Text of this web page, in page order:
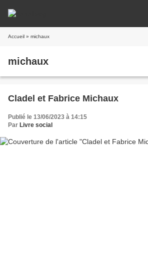
Accueil » michaux
michaux
Cladel et Fabrice Michaux
Publié le 13/06/2023 à 14:15
Par Livre social